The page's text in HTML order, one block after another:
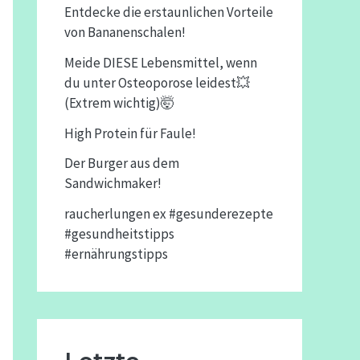
Entdecke die erstaunlichen Vorteile
von Bananenschalen!
Meide DIESE Lebensmittel, wenn
du unter Osteoporose leidest💥
(Extrem wichtig)🤯
High Protein für Faule!
Der Burger aus dem
Sandwichmaker!
raucherlungen ex #gesunderezepte
#gesundheitstipps
#ernährungstipps